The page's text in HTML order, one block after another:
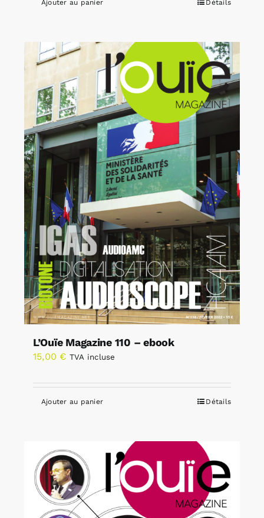
Ajouter au panier Détails
L’Ouïe Magazine 110 – ebook
15,00 € TVA incluse
Ajouter au panier Détails